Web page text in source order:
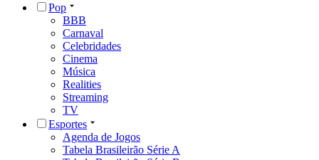
Pop
BBB
Carnaval
Celebridades
Cinema
Música
Realities
Streaming
TV
Esportes
Agenda de Jogos
Tabela Brasileirão Série A